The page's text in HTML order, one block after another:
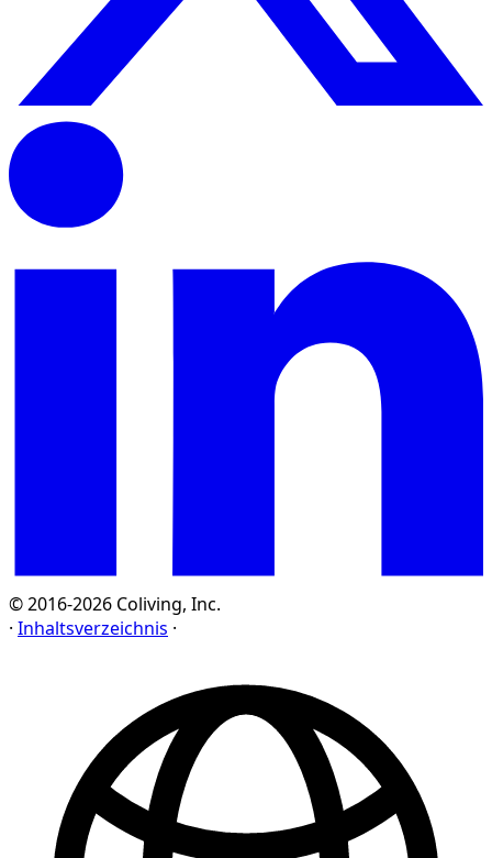
© 2016-2026 Coliving, Inc.
· Inhaltsverzeichnis ·